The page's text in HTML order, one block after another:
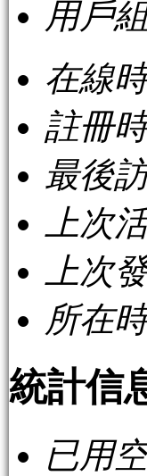
用戶
在線
註冊
最後
上次
上次
所在
統計信
已用